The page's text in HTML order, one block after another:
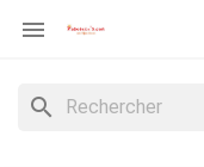

search